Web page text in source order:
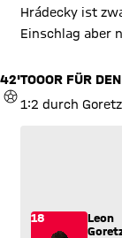
Hrádecky ist
Einschlag aber
42'
TOR
TOOOR FÜR
1:2 durch
18
Leon